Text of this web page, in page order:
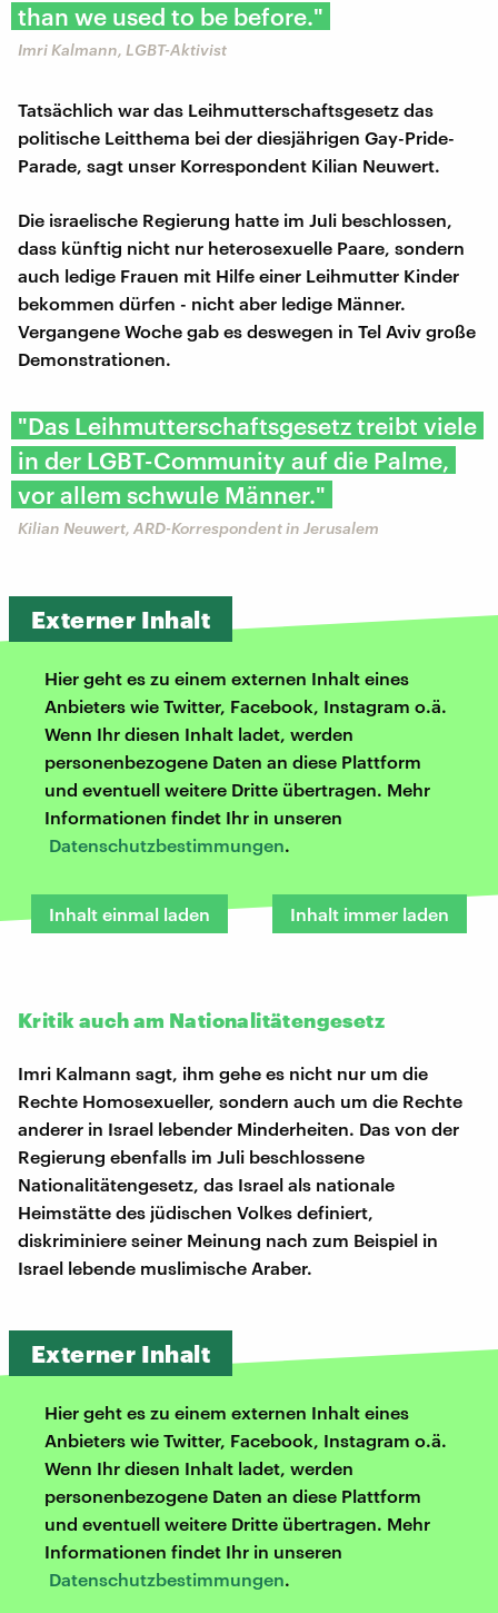
than we used to be before."
Imri Kalmann, LGBT-Aktivist
Tatsächlich war das Leihmutterschaftsgesetz das
politische Leitthema bei der diesjährigen Gay-Pride-
Parade, sagt unser Korrespondent Kilian Neuwert.
Die israelische Regierung hatte im Juli beschlossen,
dass künftig nicht nur heterosexuelle Paare, sondern
auch ledige Frauen mit Hilfe einer Leihmutter Kinder
bekommen dürfen - nicht aber ledige Männer.
Vergangene Woche gab es deswegen in Tel Aviv große
Demonstrationen.
"Das Leihmutterschaftsgesetz treibt viele
in der LGBT-Community auf die Palme,
vor allem schwule Männer."
Kilian Neuwert, ARD-Korrespondent in Jerusalem
Externer Inhalt
Hier geht es zu einem externen Inhalt eines
Anbieters wie Twitter, Facebook, Instagram o.ä.
Wenn Ihr diesen Inhalt ladet, werden
personenbezogene Daten an diese Plattform
und eventuell weitere Dritte übertragen. Mehr
Informationen findet Ihr in unseren
Datenschutzbestimmungen.
Inhalt einmal laden Inhalt immer laden
Kritik auch am Nationalitätengesetz
Imri Kalmann sagt, ihm gehe es nicht nur um die
Rechte Homosexueller, sondern auch um die Rechte
anderer in Israel lebender Minderheiten. Das von der
Regierung ebenfalls im Juli beschlossene
Nationalitätengesetz, das Israel als nationale
Heimstätte des jüdischen Volkes definiert,
diskriminiere seiner Meinung nach zum Beispiel in
Israel lebende muslimische Araber.
Externer Inhalt
Hier geht es zu einem externen Inhalt eines
Anbieters wie Twitter, Facebook, Instagram o.ä.
Wenn Ihr diesen Inhalt ladet, werden
personenbezogene Daten an diese Plattform
und eventuell weitere Dritte übertragen. Mehr
Informationen findet Ihr in unseren
Datenschutzbestimmungen.